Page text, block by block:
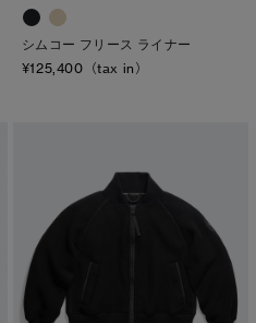
シムコー フリース ライナー
¥125,400（tax in）